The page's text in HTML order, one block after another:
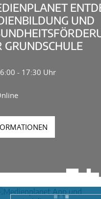
UND
GRUNDSCHULE
- 17:30 Uhr